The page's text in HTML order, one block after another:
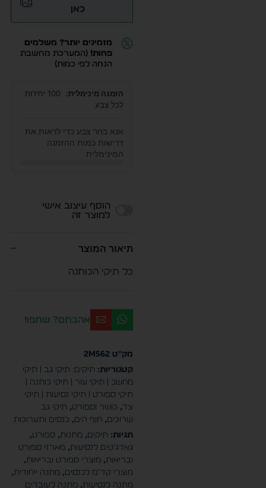
כאן
מזמינים יותר? משלמים
פחות! (המערכת מחשבת
הנחה לפי כמות)
הזמנה מינימלית:
100 יחידות
לכל צבע
אנא בחר צבע כדי לראות את
דרישות כמות ההזמנה
המינימלית
הוסף עיצוב אישי
למוצר זה
תיאור המוצר
כל תיקי הכותנה
אהבתם? שתפו!
מק"ט 2M562
קטגוריות: תיקים: תיקי גב | תיקי
מחשב | תיקי עור | תיקי כותנה |
תיקי ספורט | תיקי נסיעות | תיקי
צד, כושר וספורט, תיקי גב
שרוכים, חוף הים, כנסים ותערוכות
תגיות: תיקים, מתנות, ספורט,
גאדג'טים לנסיעות, מארזי ספורט
ובריאות, מוצרי ספורט ובריאות,
מוצרי קד"מ לכנסים, מתנה ייחודית,
מתנה לנסיעות, מתנה לעובדים